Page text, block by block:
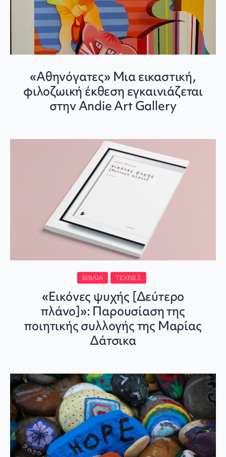
«Αθηνόγατες» Μια εικαστική,
φιλοζωική έκθεση εγκαινιάζεται
στην Andie Art Gallery
ΒΙΒΛΊΑ ΤΈΧΝΕΣ
«Εικόνες ψυχής [Δεύτερο
πλάνο]»: Παρουσίαση της
ποιητικής συλλογής της Μαρίας
Δάτσικα